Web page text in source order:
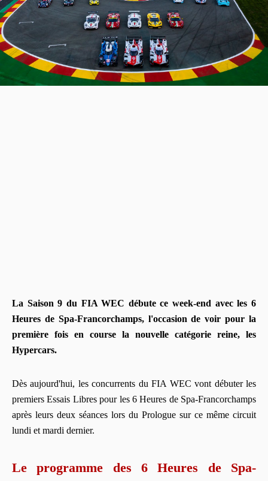
La Saison 9 du FIA WEC débute ce week-end avec les 6
Heures de Spa-Francorchamps, l'occasion de voir pour la
première fois en course la nouvelle catégorie reine, les
Hypercars.
Dès aujourd'hui, les concurrents du FIA WEC vont débuter les
premiers Essais Libres pour les 6 Heures de Spa-Francorchamps
après leurs deux séances lors du Prologue sur ce même circuit
lundi et mardi dernier.
Le programme des 6 Heures de Spa-